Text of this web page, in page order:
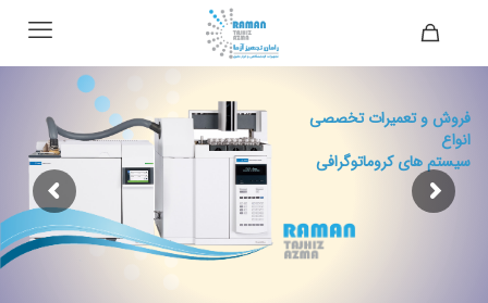
فروش و تعمیرات تخصصی
انواع
سیستم های کروماتوگرافی